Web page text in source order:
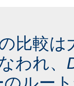
比較
われ、